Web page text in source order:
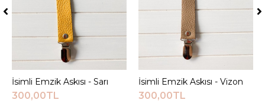
Sepete Ekle
İsimli Emzik Askısı - Sarı
300,00TL
Sepete Ekle
İsimli Emzik Askısı - Vizon
300,00TL